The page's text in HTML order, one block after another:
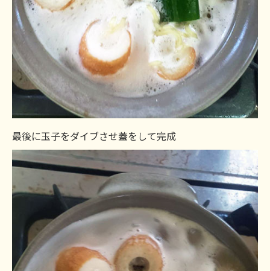
最後に玉子をダイブさせ蓋をして完成